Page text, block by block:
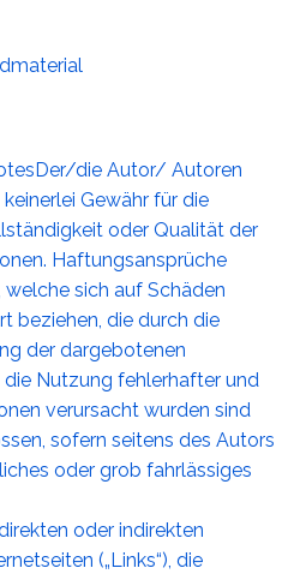
die Autor/ Autoren
Gewähr für die
oder Qualität der
Haftungsansprüche
sich auf Schäden
beziehen, die durch die
der dargebotenen
Nutzung fehlerhafter und
verursacht wurden sind
sofern seitens des Autors
oder grob fahrlässiges
oder indirekten
(„Links“), die